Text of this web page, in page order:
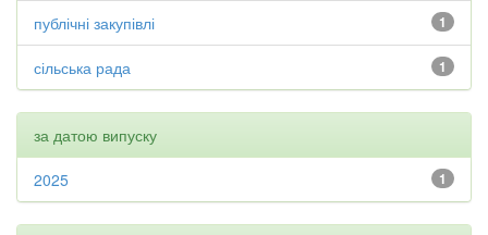
1
публічні закупівлі
1
сільська рада
за датою випуску
1
2025